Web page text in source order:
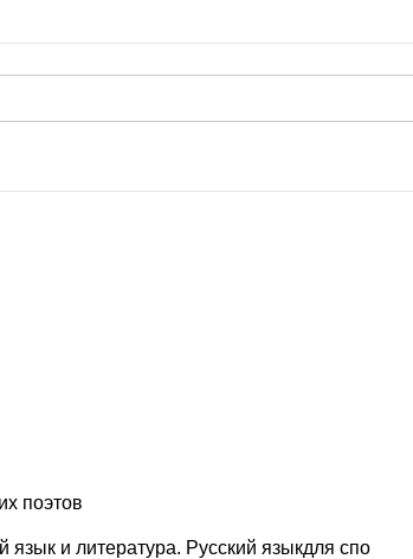
поэтов
и литература. Русский языкдля спо